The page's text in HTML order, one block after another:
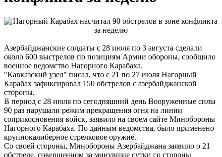
Азербайджанские солдаты с 28 июля по 3 августа сделали
около 600 выстрелов по позициям Армии обороны, сообщило
военное ведомство Нагорного Карабаха.
"Кавказский узел" писал, что с 21 по 27 июля Нагорный
Карабах зафиксировал 150 обстрелов с азербайджанской
стороны.
В период с 28 июля по сегодняшний день Вооруженные силы
90 раз нарушали режим прекращения огня на линии
соприкосновения войск, заявило на своем сайте Минобороны
Нагорного Карабаха. По данным ведомства, было применено
крупнокалиберное стрелковое оружие.
Со своей стороны, Минобороны Азербайджана заявило о 21
обстреле, совершенном за минувшие сутки со стороны